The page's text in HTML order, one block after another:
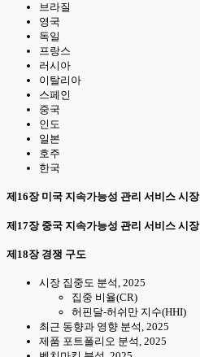
브라질
영국
독일
프랑스
러시아
이탈리아
스페인
중국
인도
일본
호주
한국
제16장 미국 지속가능성 관리 서비스 시장
제17장 중국 지속가능성 관리 서비스 시장
제18장 경쟁 구도
시장 집중도 분석, 2025
집중 비율(CR)
허핀달-허쉬만 지수(HHI)
최근 동향과 영향 분석, 2025
제품 포트폴리오 분석, 2025